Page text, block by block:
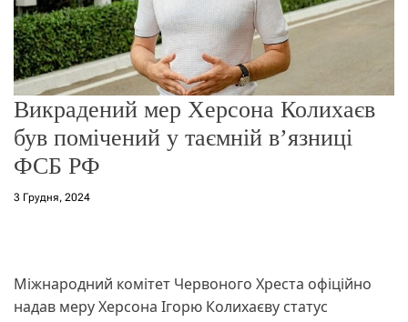
Викрадений мер Херсона Колихаєв
був помічений у таємній в’язниці
ФСБ РФ
3 Грудня, 2024
Міжнародний комітет Червоного Хреста офіційно
надав меру Херсона Ігорю Колихаєву статус